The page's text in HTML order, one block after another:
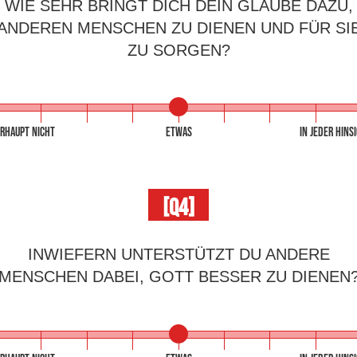
WIE SEHR BRINGT DICH DEIN GLAUBE DAZU,
MENSCHEN ZU DIENEN UND FÜR
ZU SORGEN?
IN JEDER
ETWAS
NICHT
[Q4]
INWIEFERN UNTERSTÜTZT DU ANDERE
DABEI, GOTT BESSER ZU